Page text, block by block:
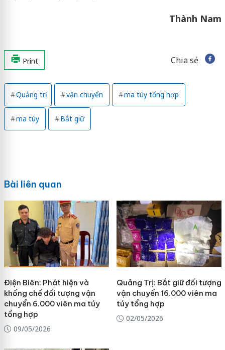
Thành Nam
Print Chia sẻ
Quảng trị vận chuyển ma túy tổng hợp
ma túy Bắt giữ
Bài liên quan
Điện Biên: Phát hiện và
khống chế đối tượng vận
chuyển 6.000 viên ma túy
tổng hợp
09/05/2026
Quảng Trị: Bắt giữ đối tượng
vận chuyển 16.000 viên ma
túy tổng hợp
02/05/2026